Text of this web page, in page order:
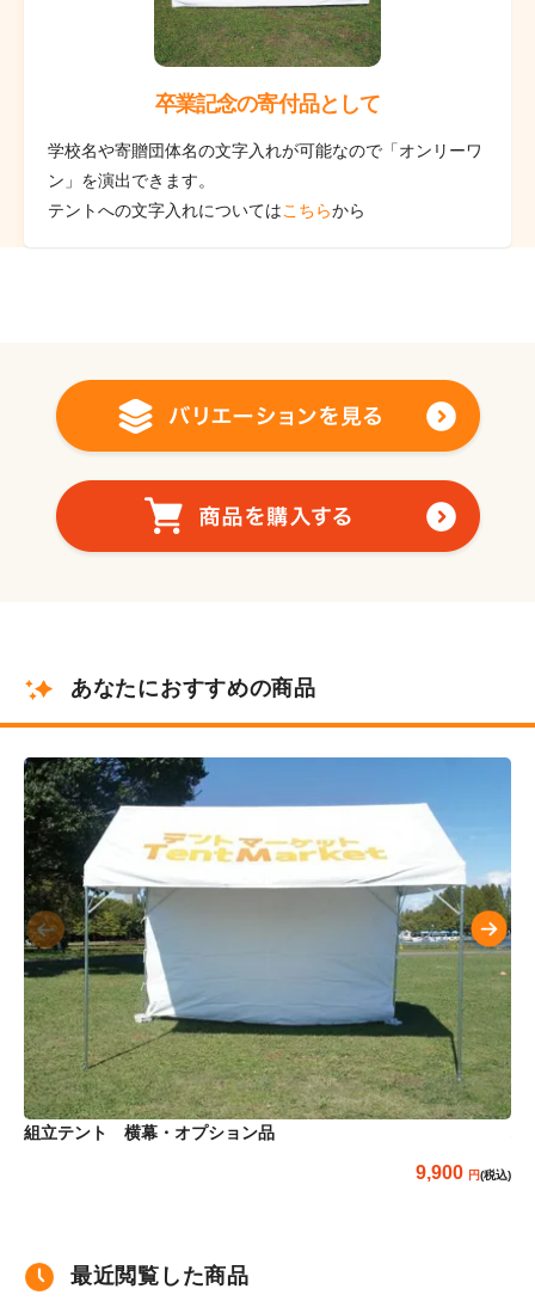
卒業記念の寄付品として
学校名や寄贈団体名の文字入れが可能なので「オンリーワ
ン」を演出できます。
テントへの文字入れについてはこちらから
あなたにおすすめの商品
組立テント 横幕・オプション品
9,900 (税込)
最近閲覧した商品